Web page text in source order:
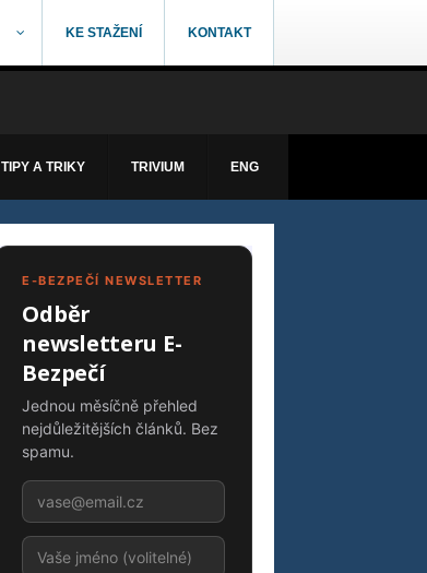
KE STAŽENÍ KONTAKT
TIPY A TRIKY TRIVIUM ENG
E-BEZPEČÍ NEWSLETTER
Odběr
newsletteru E-
Bezpečí
Jednou měsíčně přehled
nejdůležitějších článků. Bez
spamu.